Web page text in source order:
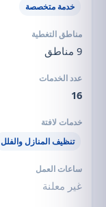
خدمة متخصصة
9 مناطق
16
تنظيف المنازل والفلل
غير معلنة